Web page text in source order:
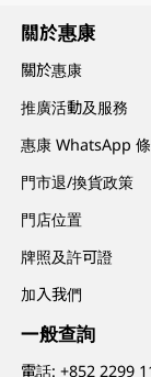
關於惠康
關於惠康
推廣活動及服務
惠康 WhatsApp
門市退/換貨政策
門店位置
牌照及許可證
加入我們
一般查詢
電話:+852 2299